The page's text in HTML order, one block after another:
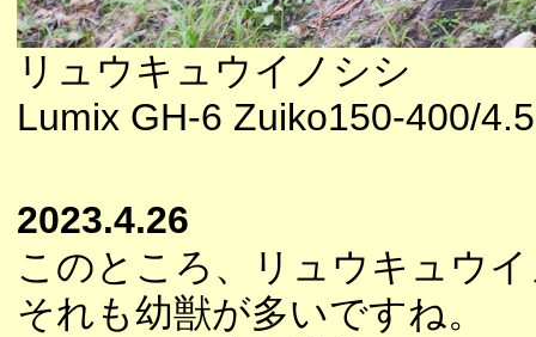
リュウキュウイノシシ
Lumix GH-6 Zuiko150-400/4.5
2023.4.26
このところ、リュウキュウ
それも幼獣が多いですね。